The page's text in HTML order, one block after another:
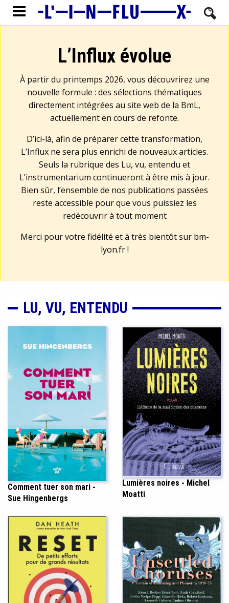
L’Influx évolue
À partir du printemps 2026, vous découvrirez une
nouvelle formule : des sélections thématiques
directement intégrées au site web de la BmL,
actuellement en cours de refonte.
D’ici-là, afin de préparer cette transformation,
L’Influx ne sera plus enrichi de nouveaux articles.
Seuls la rubrique des Lu, vu, entendu et
L’instrumentarium continueront à être mis à jour.
Bien sûr, l’ensemble de nos publications passées
reste accessible pour que vous puissiez les
redécouvrir à tout moment
Merci pour votre fidélité et à très bientôt sur bm-
lyon.fr!
LU, VU, ENTENDU
Comment tuer son mari -
Sue Hingenbergs
Lumières noires - Michel
Moatti